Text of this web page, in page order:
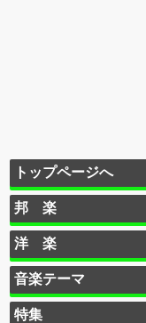
トップページへ
邦 楽
洋 楽
音楽テーマ
特集